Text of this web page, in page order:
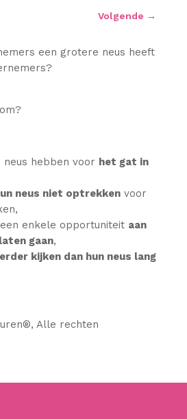
Volgende →
een grotere neus heeft
hebben voor het gat in
neus niet optrekkenvoor
enkele opportuniteit aan
gaan,
kijken dan hun neus lang
®, Alle rechten